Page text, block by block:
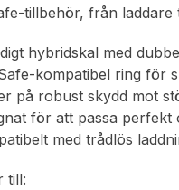
tillbehör, från laddare
hybridskal med
kompatibel ring för
på robust skydd mot
för att passa
med trådlös
till: